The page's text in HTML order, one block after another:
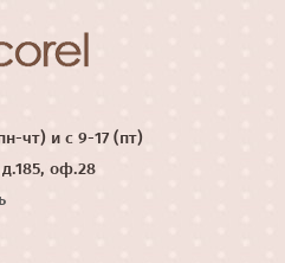
чт) и с 9-17 (пт)
оф.28